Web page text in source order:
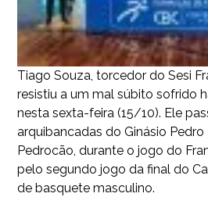
Tiago Souza, torcedor do Sesi
resistiu a um mal súbito sofrido
nesta sexta-feira (15/10). Ele
arquibancadas do Ginásio Pedro
Pedrocão, durante o jogo do
pelo segundo jogo da final do
de basquete masculino.